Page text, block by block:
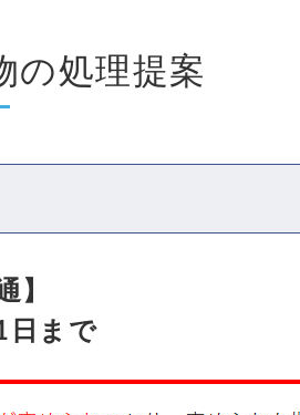
の処理提案
】
日まで